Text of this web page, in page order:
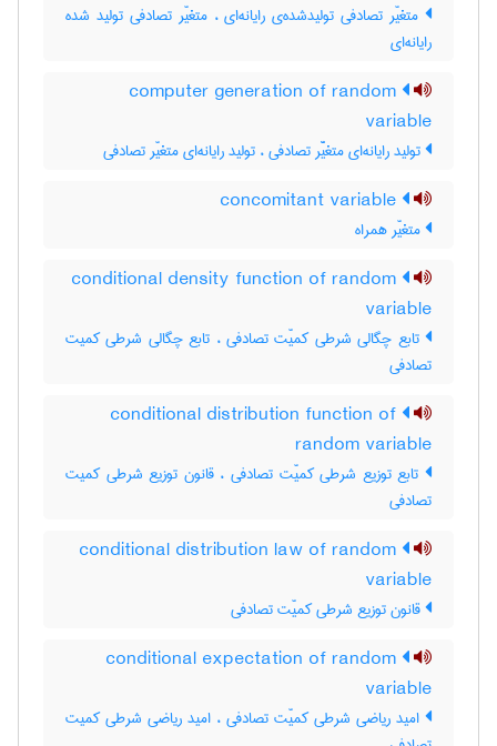
متغیّر تصادفی تولیدشده‌ی رایانه‌ای ، متغیّر تصادفی تولید شده
رایانه‌ای
computer generation of random
variable
تولید رایانه‌ای متغیّّر تصادفی ، تولید رایانه‌ای متغیّر تصادفی
متغیّر همراه
conditional density function of random
variable
تابع چگالی شرطی کمیّت تصادفی ، تابع چگالی شرطی کمیت
تصادفی
conditional distribution function of
random variable
تابع توزیع شرطی کمیّت تصادفی ، قانون توزیع شرطی کمیت
تصادفی
conditional distribution law of random
variable
قانون توزیع شرطی کمیّت تصادفی
conditional expectation of random
variable
امید ریاضی شرطی کمیّت تصادفی ، امید ریاضی شرطی کمیت